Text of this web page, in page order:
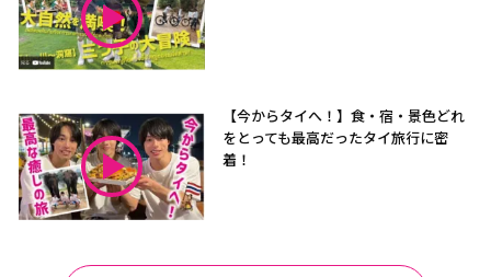
【今からタイへ！】食・宿・景色どれ
をとっても最高だったタイ旅行に密
着！